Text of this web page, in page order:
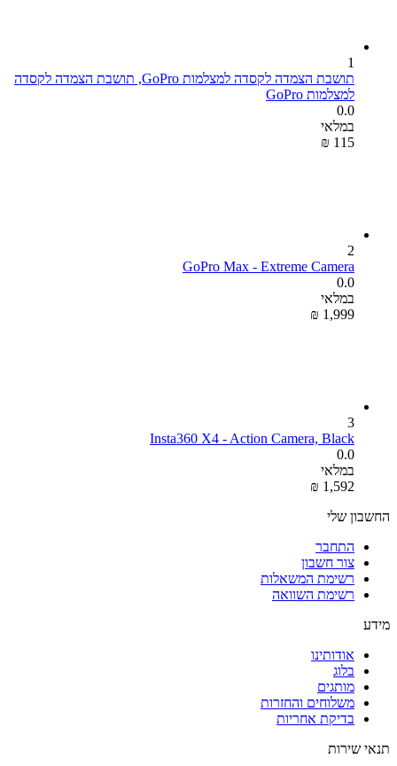
1
תושבת הצמדה לקסדה למצלמות GoPro, תושבת הצמדה לקסדה
למצלמות GoPro
0.0
במלאי
₪ ‍115‍
2
GoPro Max - Extreme Camera
0.0
במלאי
₪ 1,999
3
Insta360 X4 - Action Camera, Black
0.0
במלאי
₪ 1,592
החשבון שלי
התחבר
צור חשבון
רשימת המשאלות
רשימת השוואה
מידע
אודותינו
בלוג
מותגים
משלוחים והחזרות
בדיקת אחריות
תנאי שירות